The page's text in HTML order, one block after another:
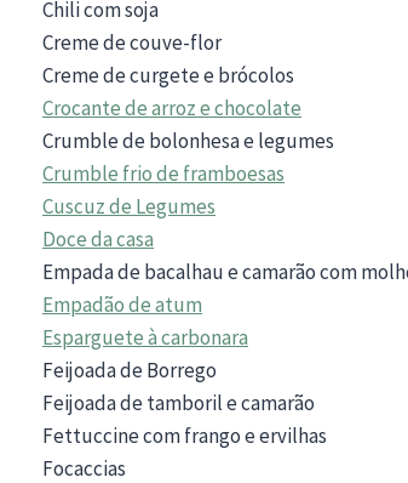
Chili com soja
Creme de couve-flor
Creme de curgete e brócolos
Crocante de arroz e chocolate
Crumble de bolonhesa e legumes
Crumble frio de framboesas
Cuscuz de Legumes
Doce da casa
Empada de bacalhau e camarão com
Empadão de atum
Esparguete à carbonara
Feijoada de Borrego
Feijoada de tamboril e camarão
Fettuccine com frango e ervilhas
Focaccias